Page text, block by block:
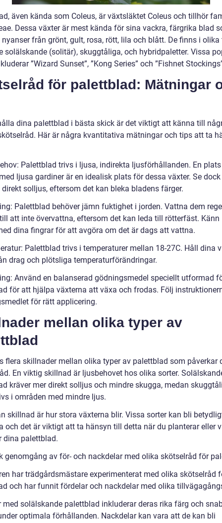
även kända som Coleus, är växtsläktet Coleus och tillhör
Dessa växter är mest kända för sina vackra, färgrika blad
nyanser från grönt, gult, rosa, rött, lila och blått. De finns i olika
solälskande (solitär), skuggtåliga, och hybridpaletter. Vissa
”Wizard Sunset”, ”Kong Series” och ”Fishnet
för palettblad: Mätningar
dina palettblad i bästa skick är det viktigt att känna till
Här är några kvantitativa mätningar och tips att ta
Palettblad trivs i ljusa, indirekta ljusförhållanden. En
ljusa gardiner är en idealisk plats för dessa växter. Se
solljus, eftersom det kan bleka bladens färger.
Palettblad behöver jämn fuktighet i jorden. Vattna dem
att inte övervattna, eftersom det kan leda till rötterfäst. Känn
dina fingrar för att avgöra om det är dags att vattna.
Palettblad trivs i temperaturer mellan 18-27C. Håll dina
drag och plötsliga temperaturförändringar.
Använd en balanserad gödningsmedel speciellt utformad
för att hjälpa växterna att växa och frodas. Följ
för rätt applicering.
mellan olika typer av
flera skillnader mellan olika typer av palettblad som påverkar
En viktig skillnad är ljusbehovet hos olika sorter.
kräver mer direkt solljus och mindre skugga, medan
i områden med mindre ljus.
skillnad är hur stora växterna blir. Vissa sorter kan bli
och det är viktigt att ta hänsyn till detta när du planterar eller
dina palettblad.
genomgång av för- och nackdelar med olika skötselråd för
har trädgårdsmästare experimenterat med olika skötselråd
och har funnit fördelar och nackdelar med olika
med solälskande palettblad inkluderar deras rika färg och
optimala förhållanden. Nackdelar kan vara att de kan bli